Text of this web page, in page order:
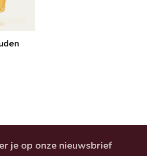
je op onze nieuwsbrief